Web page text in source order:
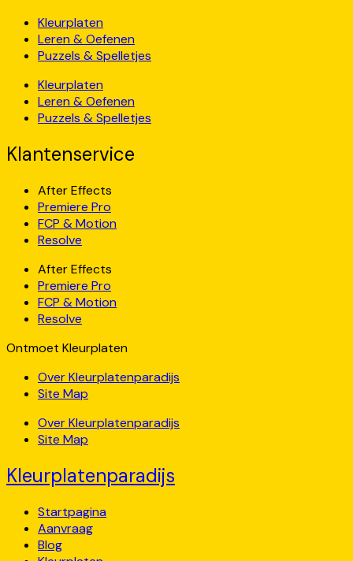
Kleurplaten
Leren & Oefenen
Puzzels & Spelletjes
Kleurplaten
Leren & Oefenen
Puzzels & Spelletjes
Klantenservice
After Effects
Premiere Pro
FCP & Motion
Resolve
After Effects
Premiere Pro
FCP & Motion
Resolve
Ontmoet Kleurplaten
Over Kleurplatenparadijs
Site Map
Over Kleurplatenparadijs
Site Map
Kleurplatenparadijs
Startpagina
Aanvraag
Blog